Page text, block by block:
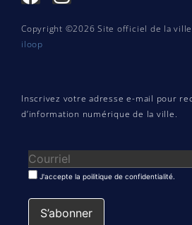
Copyright ©2026 Site officiel de la ville
iloop
Inscrivez votre adresse e-mail pour
d’information numérique de la ville.
J'accepte la poilitique de confidentialité.